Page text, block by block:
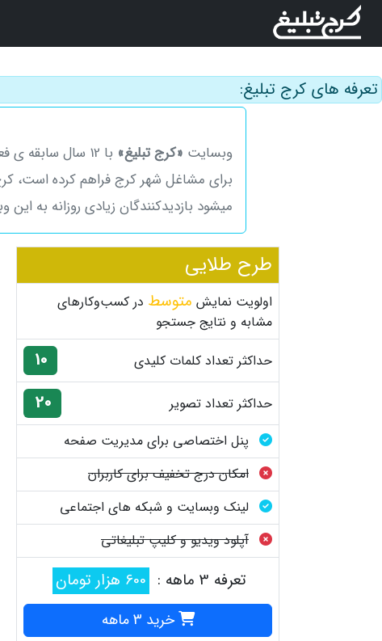
تعرفه های کرج تبلیغ:
وبسایت «کرج تبلیغ» با 12 سال سابقه ی فعالیت به عنوان
برای مشاغل شهر کرج فراهم کرده است،
میشود بازدیدکنندگان زیادی روزانه به
طرح طلایی
اولویت نمایش متوسط در کسب‌وکارهای
مشابه و نتایج جستجو
حداکثر تعداد کلمات کلیدی
10
حداکثر تعداد تصویر 20
پنل اختصاصی برای مدیریت صفحه
امکان درج تخفیف برای کاربران
لینک وبسایت و شبکه های اجتماعی
آپلود ویدیو و کلیپ تبلیغاتی
تعرفه 3 ماهه : 600 هزار تومان
خرید 3 ماهه